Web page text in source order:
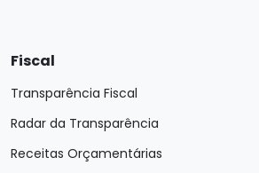
Fiscal
Transparência Fiscal
Radar da Transparência
Receitas Orçamentárias